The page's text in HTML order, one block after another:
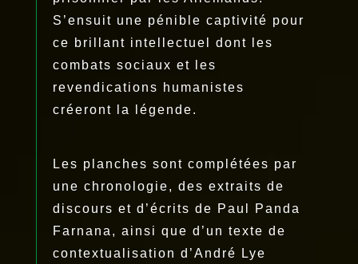
S’ensuit une pénible captivité pour
ce brillant intellectuel dont les
combats sociaux et les
revendications humanistes
créeront la légende.
Les planches sont complétées par
une chronologie, des extraits de
discours et d’écrits de Paul Panda
Farnana, ainsi que d’un texte de
contextualisation d’André Lye